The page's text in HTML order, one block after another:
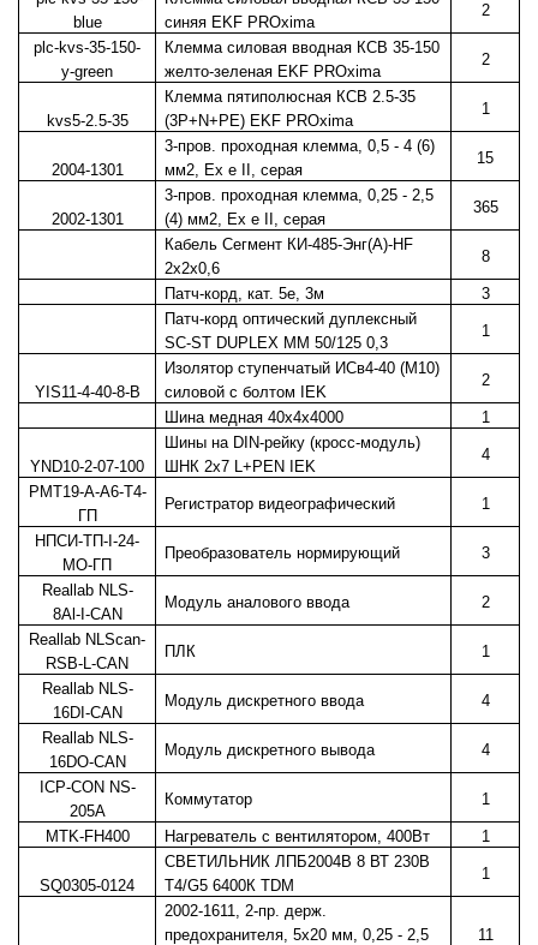
blue
синяя EKF PROxima
2
plc-kvs-35-150-
y-green
Клемма силовая вводная КСВ 35-150
желто-зеленая EKF PROxima
2
kvs5-2.5-35
Клемма пятиполюсная КСВ 2.5-35
(3P+N+PE) EKF PROxima
1
2004-1301
3-пров. проходная клемма, 0,5 - 4 (6)
мм2, Ex e II, серая
15
2002-1301
3-пров. проходная клемма, 0,25 - 2,5
(4) мм2, Ex e II, серая
365
Кабель Сегмент КИ-485-Энг(А)-HF
2x2x0,6
8
Патч-корд, кат. 5e, 3м
3
Патч-корд оптический дуплексный
SC-ST DUPLEX MM 50/125 0,3
1
YIS11-4-40-8-B
Изолятор ступенчатый ИСв4-40 (М10)
силовой с болтом IEK
2
Шина медная 40х4х4000 1
YND10-2-07-100
Шины на DIN-рейку (кросс-модуль)
ШНК 2х7 L+PEN IEK
4
РМТ19-А-А6-Т4-
ГП
Регистратор видеографический 1
НПСИ-ТП-I-24-
МО-ГП
Преобразователь нормирующий 3
Reallab NLS-
8Al-I-CAN
Модуль аналового ввода 2
Reallab NLScan-
RSB-L-CAN
ПЛК 1
Reallab NLS-
16DI-CAN
Модуль дискретного ввода 4
Reallab NLS-
16DО-CAN
Модуль дискретного вывода 4
ICP-CON NS-
205A
Коммутатор 1
MTK-FH400 Нагреватель с вентилятором, 400Вт 1
SQ0305-0124
СВЕТИЛЬНИК ЛПБ2004В 8 ВТ 230В
Т4/G5 6400К TDM
1
2002-1611, 2-пр. держ.
предохранителя, 5x20 мм, 0,25 - 2,5
11